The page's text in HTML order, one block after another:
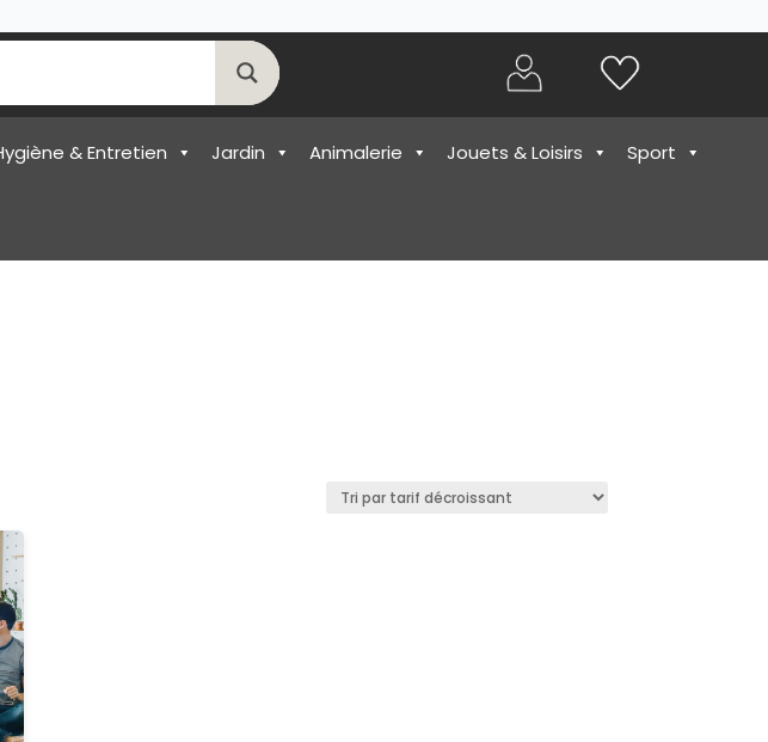
& Entretien Jardin Animalerie Jouets & Loisirs Sport